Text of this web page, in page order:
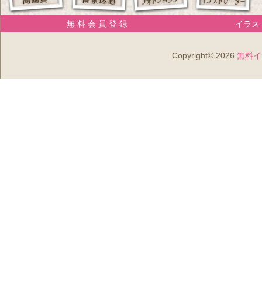
無 料 会 員 登 録 イラス
Copyright© 2026 無料